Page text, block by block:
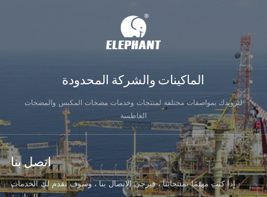
الماكينات والشركة المحدودة
لتزويدك بمواصفات مختلفة لمنتجات وخدمات مضخات المكبس والمضخات
الغاطسة
اتصل بنا
إذا كنت مهتمًا بمنتجاتنا ، فيرجى الاتصال بنا ، وسوف نقدم لك الخدمات